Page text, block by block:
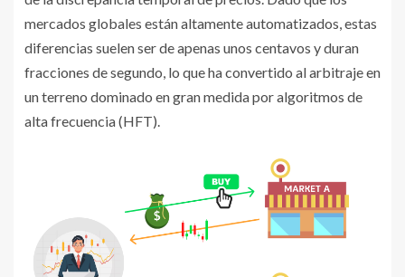
mercados globales están altamente automatizados, estas
diferencias suelen ser de apenas unos centavos y duran
fracciones de segundo, lo que ha convertido al arbitraje en
un terreno dominado en gran medida por algoritmos de
alta frecuencia (HFT).